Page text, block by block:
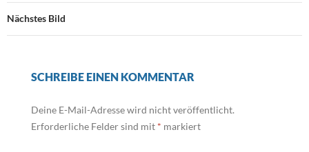
Nächstes Bild
SCHREIBE EINEN KOMMENTAR
Deine E-Mail-Adresse wird nicht veröffentlicht.
Erforderliche Felder sind mit * markiert